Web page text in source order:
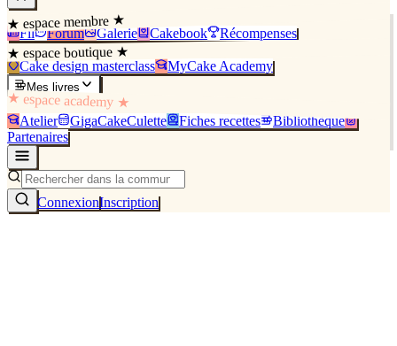
★ espace membre ★
Fil Forum Galerie Cakebook Récompenses
★ espace boutique ★
Cake design masterclass MyCake Academy
Mes livres
★ espace academy ★
Atelier GigaCakeCulette Fiches recettes
Bibliothèque
Partenaires
ConnexionInscription